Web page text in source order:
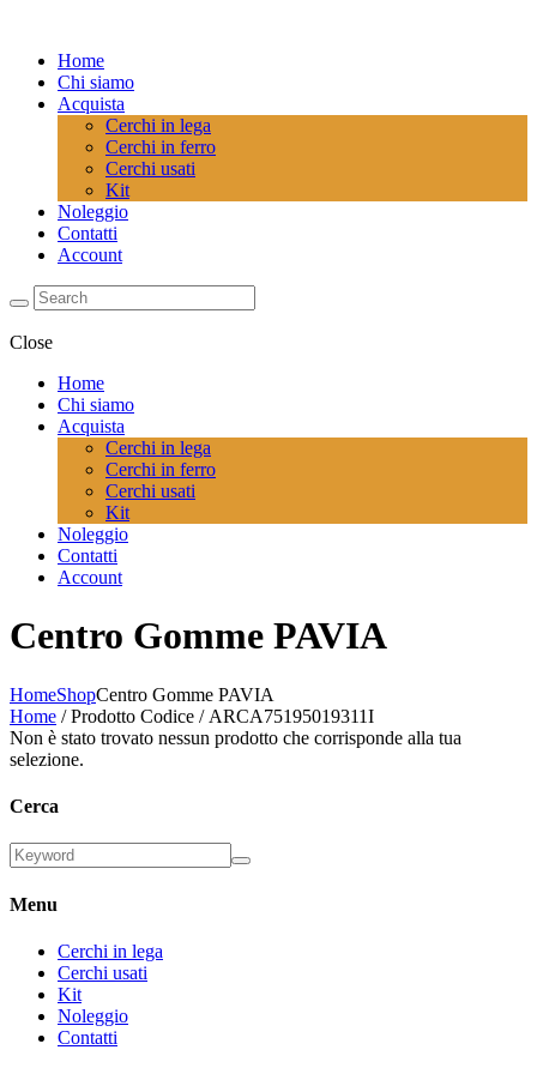
Home
Chi siamo
Acquista
Cerchi in lega
Cerchi in ferro
Cerchi usati
Kit
Noleggio
Contatti
Account
Close
Home
Chi siamo
Acquista
Cerchi in lega
Cerchi in ferro
Cerchi usati
Kit
Noleggio
Contatti
Account
Centro Gomme PAVIA
HomeShopCentro Gomme PAVIA
Home / Prodotto Codice / ARCA75195019311I
Non è stato trovato nessun prodotto che corrisponde alla tua
selezione.
Cerca
Menu
Cerchi in lega
Cerchi usati
Kit
Noleggio
Contatti